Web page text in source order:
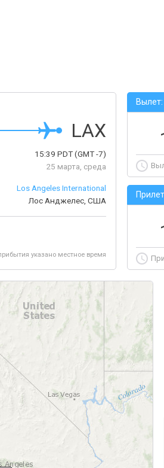
LAX
15:39 PDT(GMT -7)
25 марта, среда
Los Angeles International
Лос Анджелес, США
указано местное время
Вылет: